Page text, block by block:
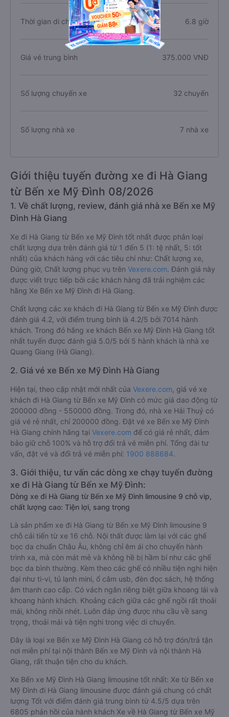
Thời gian di chuyển 6.8 giờ
Giá vé trung bình 375.000 VNĐ
Số lượng chuyến xe 32 chuyến
Số lượng nhà xe 7 nhà xe
Giới thiệu tuyến đường xe đi Hà Giang
từ Bến xe Mỹ Đình 08/2026
1. Về chất lượng, review, đánh giá nhà xe Bến xe Mỹ
Đình Hà Giang
Xe đi Hà Giang từ Bến xe Mỹ Đình tốt nhất được phân loại
chất lượng dựa trên đánh giá từ 1 đến 5 (1: tệ nhất, 5: tốt
nhất) của khách hàng với các tiêu chí như: Chất lượng xe,
Đúng giờ, Chất lượng phục vụ trên Vexere.com. Đánh giá này
được viết trực tiếp bởi các khách hàng đã trải nghiệm các
hãng Xe Bến xe Mỹ Đình đi Hà Giang.
Chất lượng các xe khách đi Hà Giang từ Bến xe Mỹ Đình được
đánh giá 4.2, với điểm trung bình là 4.2/5 bởi 7014 hành
khách. Trong đó hãng xe khách Bến xe Mỹ Đình Hà Giang tốt
nhất tuyến được đánh giá 5.0/5 bởi 5 hành khách là nhà xe
Quang Giang (Hà Giang).
2. Giá vé xe Bến xe Mỹ Đình Hà Giang
Hiện tại, theo cập nhật mới nhất của Vexere.com , giá vé xe
khách đi Hà Giang từ Bến xe Mỹ Đình có mức giá dao động từ
200000 đồng - 550000 đồng. Trong đó, nhà xe Hải Thuỷ có
giá vé rẻ nhất, chỉ 200000 đồng. Đặt vé xe Bến xe Mỹ Đình
Hà Giang chính hãng tại Vexere.com để có giá rẻ nhất, đảm
bảo giữ chỗ 100% và hỗ trợ đổi trả vé miễn phí. Tổng đài tư
vấn, đặt vé và đổi trả vé miễn phí: 1900 888684.
3. Giới thiệu, tư vấn các dòng xe chạy tuyến đường
xe đi Hà Giang từ Bến xe Mỹ Đình:
Dòng xe đi Hà Giang từ Bến xe Mỹ Đình limousine 9 chỗ vip,
chất lượng cao: Tiện lợi, sang trọng
Là sản phẩm xe đi Hà Giang từ Bến xe Mỹ Đình limousine 9
chỗ cải tiến từ xe 16 chỗ. Nội thất được làm lại với các ghế
bọc da chuẩn Châu Âu, không chỉ êm ái cho chuyến hành
trình xa, mà còn mát mẻ và không hề bị hầm bí như các ghế
bọc da bình thường. Kèm theo các ghế có nhiều tiện nghi hiện
đại như ti-vi, tủ lạnh mini, ổ cắm usb, đèn đọc sách, hệ thống
âm thanh cao cấp. Có vách ngăn riêng biệt giữa khoang lái và
khoang hành khách. Khoảng cách giữa các ghế ngồi rất thoải
mái, không nhồi nhét. Luôn đáp ứng được nhu cầu về sang
trọng, thoải mái và tiện nghi trong việc di chuyển.
Đây là loại xe Bến xe Mỹ Đình Hà Giang có hỗ trợ đón/trả tận
nơi miễn phí tại nội thành Bến xe Mỹ Đình và nội thành Hà
Giang, rất thuận tiện cho du khách.
Xe Bến xe Mỹ Đình Hà Giang limousine tốt nhất: Xe từ Bến xe
Mỹ Đình đi Hà Giang limousine được đánh giá chung có chất
lượng Tốt với điểm đánh giá trung bình từ 4.5/5 dựa trên
6805 phản hồi của hành khách Xe về Hà Giang từ Bến xe Mỹ